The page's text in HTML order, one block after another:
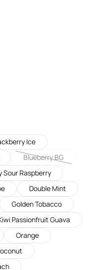
Ice
Blueberry BG
(Diese Option ist
Sour Raspberry
Double Mint
Golden Tobacco
nicht verfügbar.)
Passionfruit Guava
Orange